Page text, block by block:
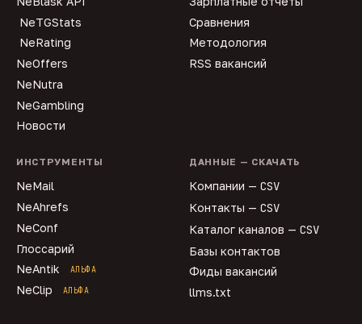
NeTGStats
NeRating
NeOffers
NeNutra
NeGambling
Новости
Сравнения
Методология
RSS вакансий
ИНСТРУМЕНТЫ
NeMail
NeAhrefs
NeConf
Глоссарий
NeAntik
АЛЬФА
NeClip АЛЬФА
ДАННЫЕ — СКАЧАТЬ
Компании — CSV
Контакты — CSV
Каталог каналов — CSV
Базы контактов
Фиды вакансий
llms.txt